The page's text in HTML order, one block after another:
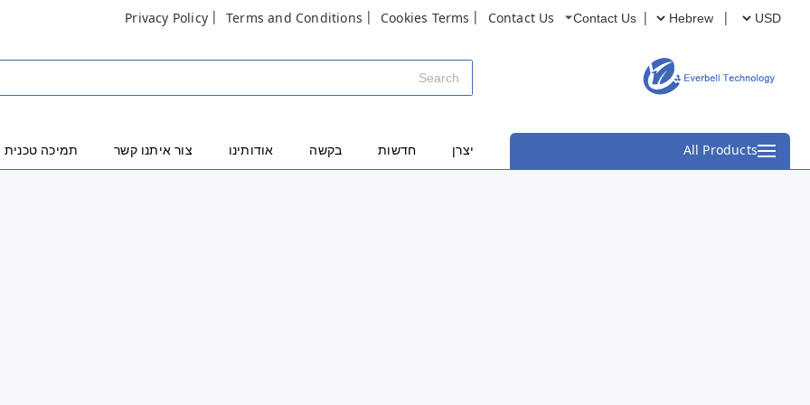
Contact Us
Contact Us
Cookies Terms
Terms and Conditions
Privacy Policy
All Products יצרן חדשות בקשה אודותינו צור איתנו קשר תמיכה טכנית